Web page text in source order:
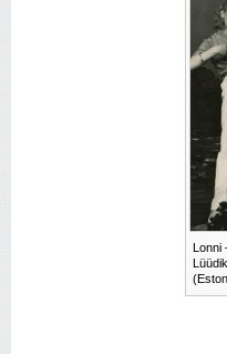
Lonni